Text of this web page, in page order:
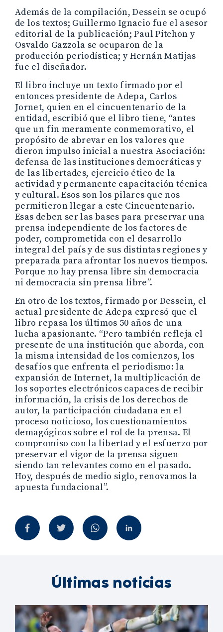
Además de la compilación, Dessein se ocupó
de los textos; Guillermo Ignacio fue el asesor
editorial de la publicación; Paul Pitchon y
Osvaldo Gazzola se ocuparon de la
producción periodística; y Hernán Matijas
fue el diseñador.
El libro incluye un texto firmado por el
entonces presidente de Adepa, Carlos
Jornet, quien en el cincuentenario de la
entidad, escribió que el libro tiene, “antes
que un fin meramente conmemorativo, el
propósito de abrevar en los valores que
dieron impulso inicial a nuestra Asociación:
defensa de las instituciones democráticas y
de las libertades, ejercicio ético de la
actividad y permanente capacitación técnica
y cultural. Esos son los pilares que nos
permitieron llegar a este Cincuentenario.
Esas deben ser las bases para preservar una
prensa independiente de los factores de
poder, comprometida con el desarrollo
integral del país y de sus distintas regiones y
preparada para afrontar los nuevos tiempos.
Porque no hay prensa libre sin democracia
ni democracia sin prensa libre”.
En otro de los textos, firmado por Dessein, el
actual presidente de Adepa expresó que el
libro repasa los últimos 50 años de una
lucha apasionante. “Pero también refleja el
presente de una institución que aborda, con
la misma intensidad de los comienzos, los
desafíos que enfrenta el periodismo: la
expansión de Internet, la multiplicación de
los soportes electrónicos capaces de recibir
información, la crisis de los derechos de
autor, la participación ciudadana en el
proceso noticioso, los cuestionamientos
demagógicos sobre el rol de la prensa. El
compromiso con la libertad y el esfuerzo por
preservar el vigor de la prensa siguen
siendo tan relevantes como en el pasado.
Hoy, después de medio siglo, renovamos la
apuesta fundacional”.
Últimas noticias